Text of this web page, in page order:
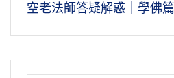
空老法師答疑解惑｜學佛篇